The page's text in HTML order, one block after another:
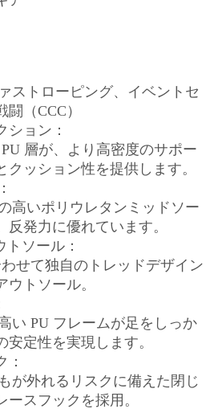
ストローピング、イベントセ
（CCC）
ション：
層が、より高密度のサポー
クッション性を提供します。
高いポリウレタンミッドソー
反発力に優れています。
トソール：
せて独自のトレッドデザイン
ウトソール。
い PU フレームが足をしっか
安定性を実現します。
：
が外れるリスクに備えた閉じ
スフックを採用。